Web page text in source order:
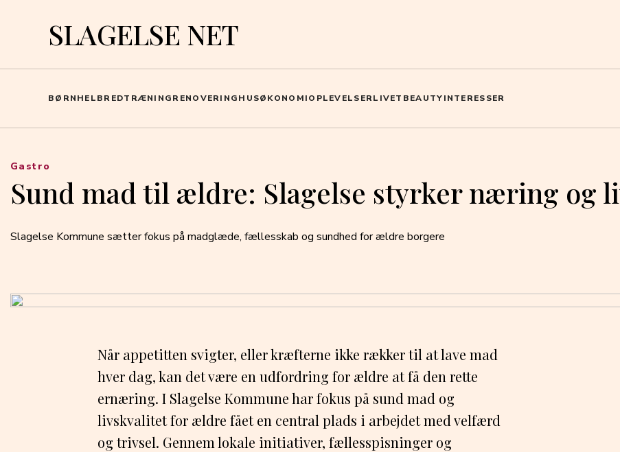
SLAGELSE NET
BØRNHELBREDTRÆNINGRENOVERINGHUSØKONOMIOPLEVELSERLIVET BEAUTYINTERESSER
Sund mad til ældre: Slagelse styrker næring og
Slagelse Kommune sætter fokus på madglæde, fællesskab og sundhed for ældre borgere
Gastro
Når appetitten svigter, eller kræfterne ikke rækker til at lave mad
hver dag, kan det være en udfordring for ældre at få den rette
ernæring. I Slagelse Kommune har fokus på sund mad og
livskvalitet for ældre fået en central plads i arbejdet med velfærd
og trivsel. Gennem lokale initiativer, fællesspisninger og